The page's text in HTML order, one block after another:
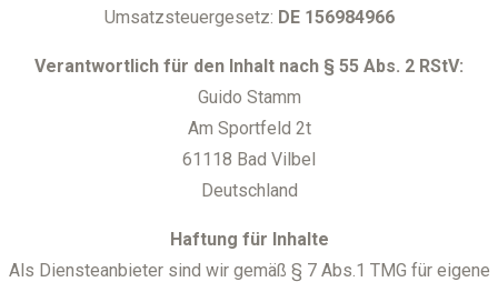
Umsatzsteuergesetz: DE 156984966
Verantwortlich für den Inhalt nach § 55 Abs. 2 RStV:
Guido Stamm
Am Sportfeld 2t
61118 Bad Vilbel
Deutschland
Haftung für Inhalte
Als Diensteanbieter sind wir gemäß § 7 Abs.1 TMG für eigene